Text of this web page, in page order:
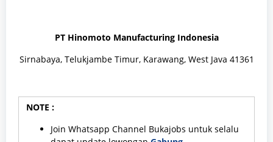
PT Hinomoto Manufacturing Indonesia
Sirnabaya, Telukjambe Timur, Karawang, West Java 41361
NOTE :
Join Whatsapp Channel Bukajobs untuk selalu